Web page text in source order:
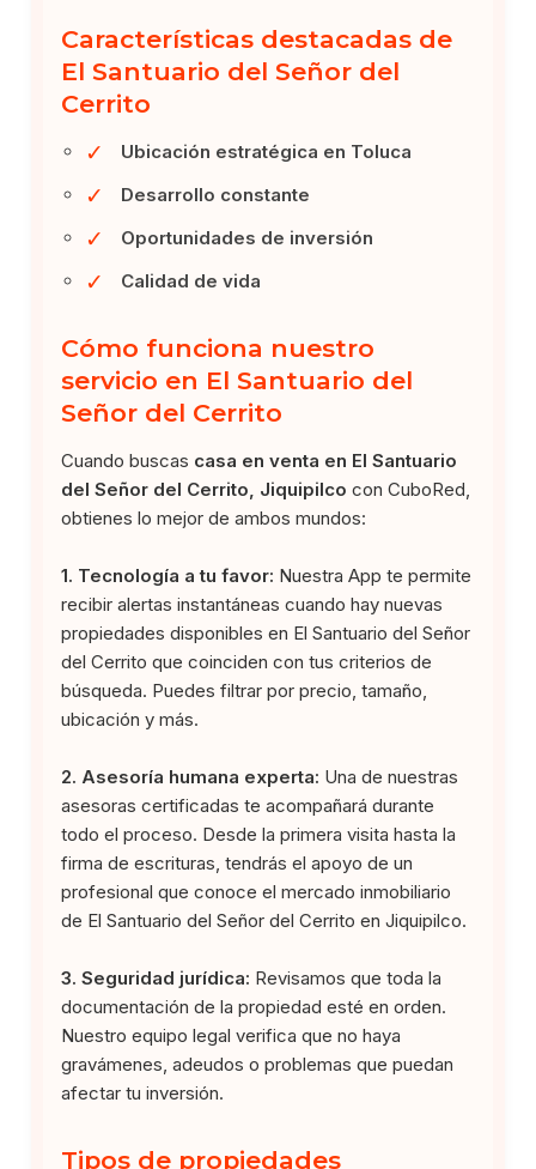
Características destacadas de
El Santuario del Señor del
Cerrito
✓ Ubicación estratégica en Toluca
✓ Desarrollo constante
✓ Oportunidades de inversión
✓ Calidad de vida
Cómo funciona nuestro
servicio en El Santuario del
Señor del Cerrito
Cuando buscas casa en venta en El Santuario
del Señor del Cerrito, Jiquipilco con CuboRed,
obtienes lo mejor de ambos mundos:
1. Tecnología a tu favor: Nuestra App te permite
recibir alertas instantáneas cuando hay nuevas
propiedades disponibles en El Santuario del Señor
del Cerrito que coinciden con tus criterios de
búsqueda. Puedes filtrar por precio, tamaño,
ubicación y más.
2. Asesoría humana experta: Una de nuestras
asesoras certificadas te acompañará durante
todo el proceso. Desde la primera visita hasta la
firma de escrituras, tendrás el apoyo de un
profesional que conoce el mercado inmobiliario
de El Santuario del Señor del Cerrito en Jiquipilco.
3. Seguridad jurídica: Revisamos que toda la
documentación de la propiedad esté en orden.
Nuestro equipo legal verifica que no haya
gravámenes, adeudos o problemas que puedan
afectar tu inversión.
Tipos de propiedades